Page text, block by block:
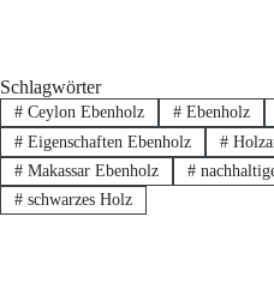
Schlagwörter
#Ceylon Ebenholz #Ebenholz
#Eigenschaften Ebenholz #
#Makassar Ebenholz #
#schwarzes Holz